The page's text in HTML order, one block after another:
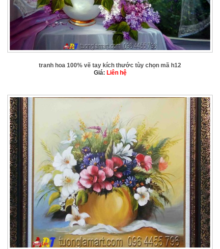
tranh hoa 100% vẽ tay kích thước tùy chọn mã h12
Giá: Liên hệ